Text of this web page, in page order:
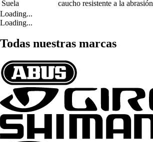
Suela
caucho resistente a la abrasión
Loading...
Loading...
Todas nuestras marcas